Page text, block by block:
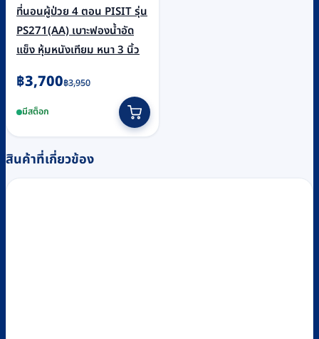
ที่นอนผู้ป่วย 4 ตอน PISIT รุ่น
PS271(AA) เบาะฟองน้ำอัด
แข็ง หุ้มหนังเทียม หนา 3 นิ้ว
฿3,950
Original
was:
฿3,950.
฿3,700
Current
is:
฿3,700.
มีสต็อก
สินค้าที่เกี่ยวข้อง